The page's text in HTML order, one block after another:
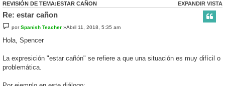
EXPANDIR VISTA
REVISIÓN DE TEMA:ESTAR CAÑON
Re: estar cañon
porSpanish Teacher »Abril 11, 2018, 5:35 am
Hola, Spencer
La expresición "estar cañón" se refiere a que una situación es muy difícil o
problemática.